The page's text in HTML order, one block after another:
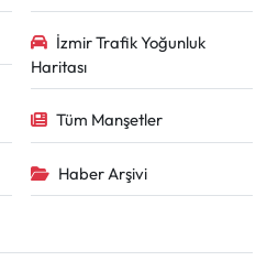
İzmir Trafik Yoğunluk
Haritası
Tüm Manşetler
Haber Arşivi